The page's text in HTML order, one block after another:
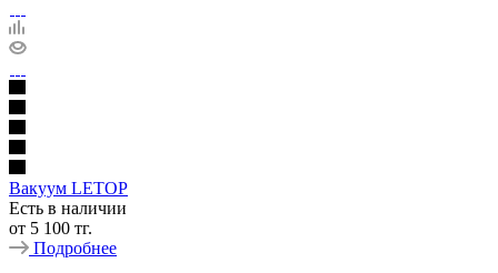
Вакуум LETOP
Есть в наличии
от 5 100 тг.
Подробнее